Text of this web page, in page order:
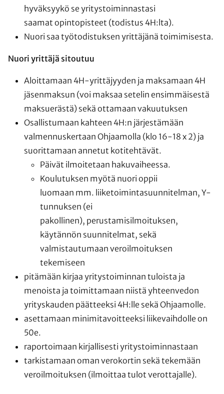
hyväksyykö se yritystoiminnastasi
saamat opintopisteet (todistus 4H:lta).
Nuori saa työtodistuksen yrittäjänä toimimisesta.
Nuori yrittäjä sitoutuu
Aloittamaan 4H-yrittäjyyden ja maksamaan 4H
jäsenmaksun (voi maksaa setelin ensimmäisestä
maksuerästä) sekä ottamaan vakuutuksen
Osallistumaan kahteen 4H:n järjestämään
valmennuskertaan Ohjaamolla (klo 16-18 x 2) ja
suorittamaan annetut kotitehtävät.
Päivät ilmoitetaan hakuvaiheessa.
Koulutuksen myötä nuori oppii
luomaan mm. liiketoimintasuunnitelman, Y-
tunnuksen (ei
pakollinen), perustamisilmoituksen,
käytännön suunnitelmat, sekä
valmistautumaan veroilmoituksen
tekemiseen
pitämään kirjaa yritystoiminnan tuloista ja
menoista ja toimittamaan niistä yhteenvedon
yrityskauden päätteeksi 4H:lle sekä Ohjaamolle.
asettamaan minimitavoitteeksi liikevaihdolle on
50e.
raportoimaan kirjallisesti yritystoiminnastaan
tarkistamaan oman verokortin sekä tekemään
veroilmoituksen (ilmoittaa tulot verottajalle).